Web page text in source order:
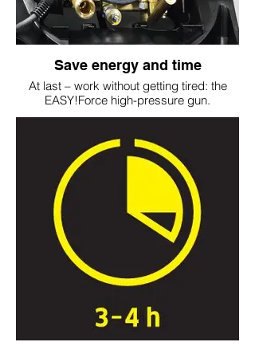
Save energy and time
At last – work without getting tired: the
EASY!Force high-pressure gun.
EASY!Lock quick-release locks: durable
screws.